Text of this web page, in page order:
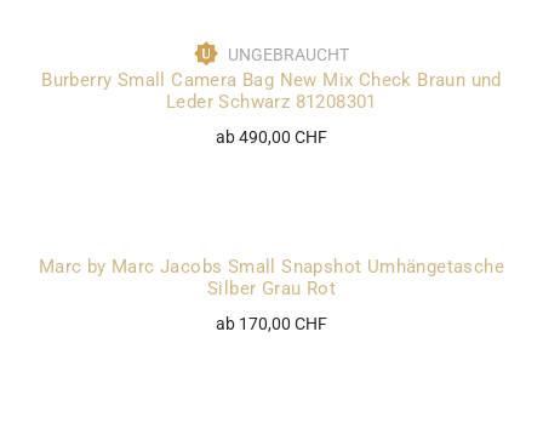
UNGEBRAUCHT
Burberry Small Camera Bag New Mix Check Braun und
Leder Schwarz 81208301
ab 490,00 CHF
Marc by Marc Jacobs Small Snapshot Umhängetasche
Silber Grau Rot
ab 170,00 CHF